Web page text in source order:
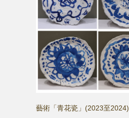
藝術「青花瓷」(2023至2024)